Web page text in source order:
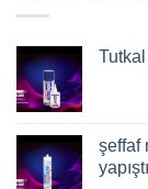
şeffaf